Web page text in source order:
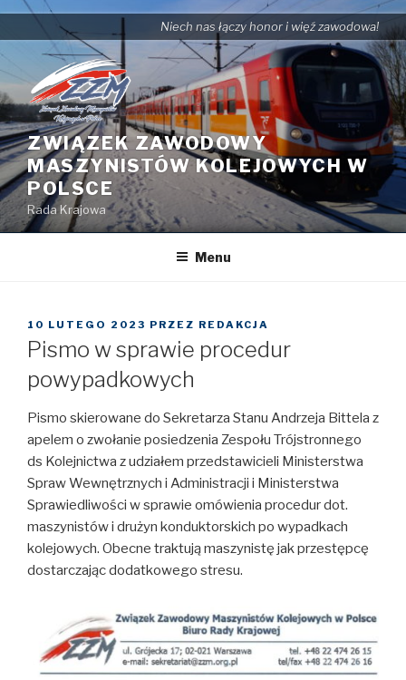
Przejdź
treści
Niech nas łączy honor i więź zawodowa!
ZWIĄZEK ZAWODOWY
MASZYNISTÓW KOLEJOWYCH W
POLSCE
Rada Krajowa
Menu
OPUBLIKOWANE
W
10 LUTEGO 2023 PRZEZ REDAKCJA
Pismo w sprawie procedur
powypadkowych
Pismo skierowane do Sekretarza Stanu Andrzeja Bittela z
apelem o zwołanie posiedzenia Zespołu Trójstronnego
ds Kolejnictwa z udziałem przedstawicieli Ministerstwa
Spraw Wewnętrznych i Administracji i Ministerstwa
Sprawiedliwości w sprawie omówienia procedur dot.
maszynistów i drużyn konduktorskich po wypadkach
kolejowych. Obecne traktują maszynistę jak przestępcę
dostarczając dodatkowego stresu.